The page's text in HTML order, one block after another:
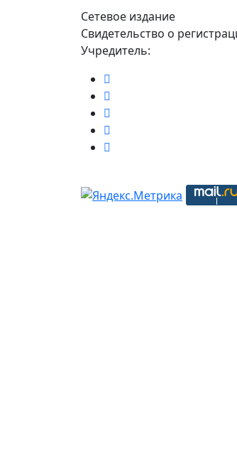
Сетевое издание
Свидетельство о
Учредитель: